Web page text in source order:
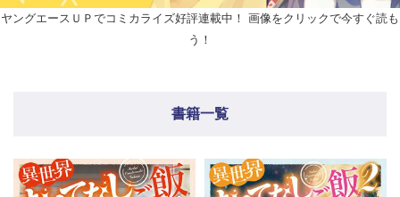
ヤングエースＵＰでコミカライズ好評連載中！ 画像をクリックで今すぐ読も
う！
書籍一覧